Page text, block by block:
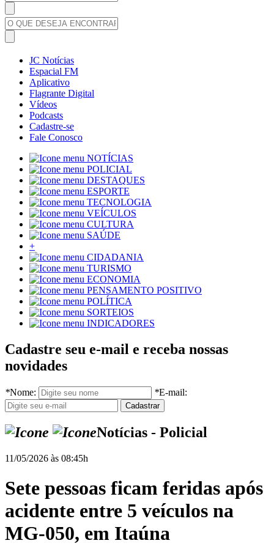
JC Notícias
Espacial FM
Aplicativo
Flagrante Digital
Vídeos
Podcasts
Cadastre-se
Fale Conosco
NOTÍCIAS
POLICIAL
DESTAQUES
ESPORTE
TECNOLOGIA
VEÍCULOS
CULTURA
SAÚDE
+
CIDADANIA
TURISMO
ECONOMIA
PENSAMENTO POSITIVO
POLÍTICA
SORTEIOS
INDICADORES
Cadastre seu e-mail e receba nossas
novidades
*Nome: *E-mail:
Notícias - Policial
11/05/2026 às 08:45h
Sete pessoas ficam feridas após
acidente entre 5 veículos na
MG-050, em Itaúna